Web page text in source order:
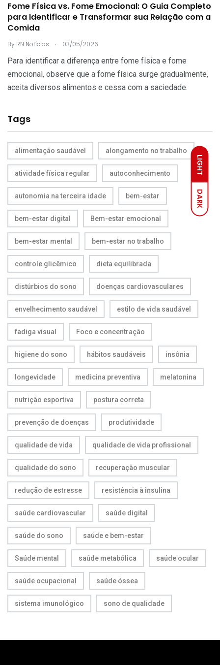
LIGHT
DARK
Fome Física vs. Fome Emocional: O Guia Completo
para Identificar e Transformar sua Relação com a
Comida
By RN Notícias . 03/05/2026
Para identificar a diferença entre fome física e fome
emocional, observe que a fome física surge gradualmente,
aceita diversos alimentos e cessa com a saciedade.
Tags
alimentação saudável alongamento no trabalho
atividade física regular autoconhecimento
autonomia na terceira idade bem-estar
bem-estar digital Bem-estar emocional
bem-estar mental bem-estar no trabalho
controle glicêmico dieta equilibrada
distúrbios do sono doenças cardiovasculares
envelhecimento saudável estilo de vida saudável
fadiga visual Foco e concentração
higiene do sono hábitos saudáveis insônia
longevidade medicina preventiva melatonina
nutrição esportiva postura correta
prevenção de doenças produtividade
qualidade de vida qualidade de vida profissional
qualidade do sono recuperação muscular
redução de estresse resistência à insulina
saúde cardiovascular saúde digital
saúde do sono saúde e bem-estar
Saúde mental saúde metabólica saúde ocular
saúde ocupacional saúde óssea
sistema imunológico sono de qualidade